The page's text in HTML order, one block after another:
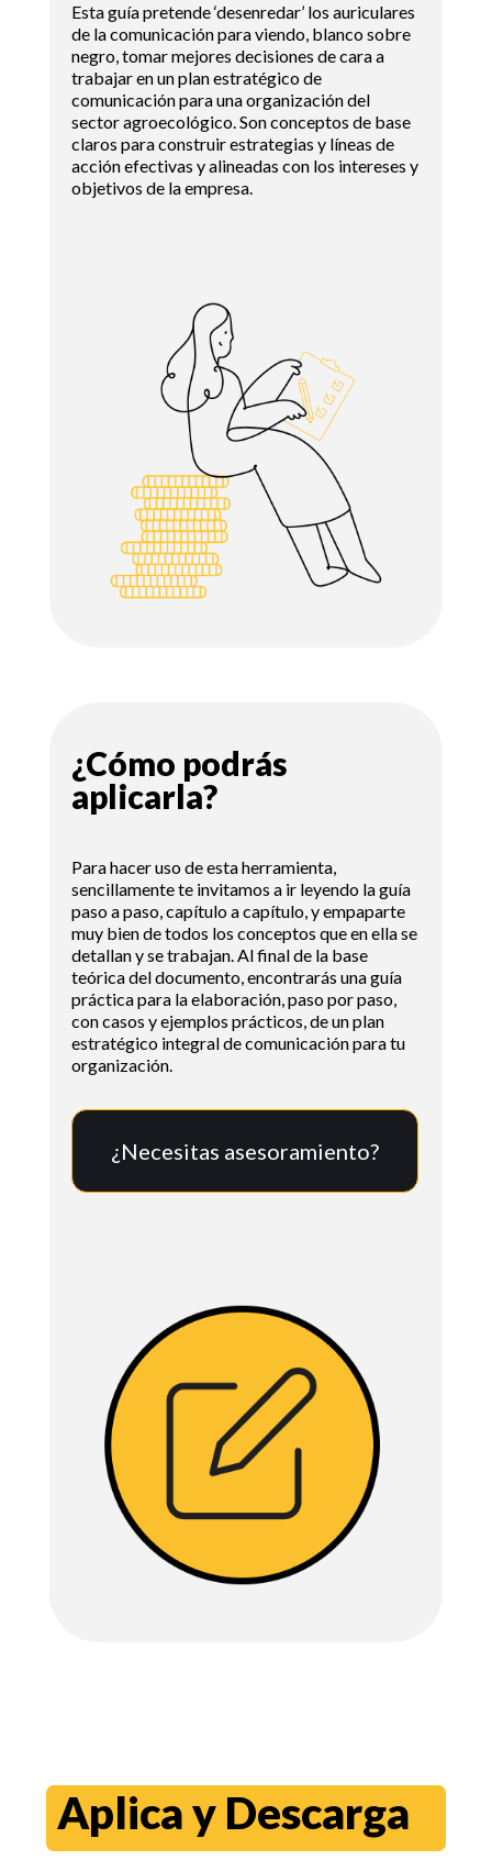
Esta guía pretende ‘desenredar’ los auriculares
de la comunicación para viendo, blanco sobre
negro, tomar mejores decisiones de cara a
trabajar en un plan estratégico de
comunicación para una organización del
sector agroecológico. Son conceptos de base
claros para construir estrategias y líneas de
acción efectivas y alineadas con los intereses y
objetivos de la empresa.
¿Cómo podrás
aplicarla?
Para hacer uso de esta herramienta,
sencillamente te invitamos a ir leyendo la guía
paso a paso, capítulo a capítulo, y empaparte
muy bien de todos los conceptos que en ella se
detallan y se trabajan. Al final de la base
teórica del documento, encontrarás una guía
práctica para la elaboración, paso por paso,
con casos y ejemplos prácticos, de un plan
estratégico integral de comunicación para tu
organización.
¿Necesitas asesoramiento?
Aplica y Descarga